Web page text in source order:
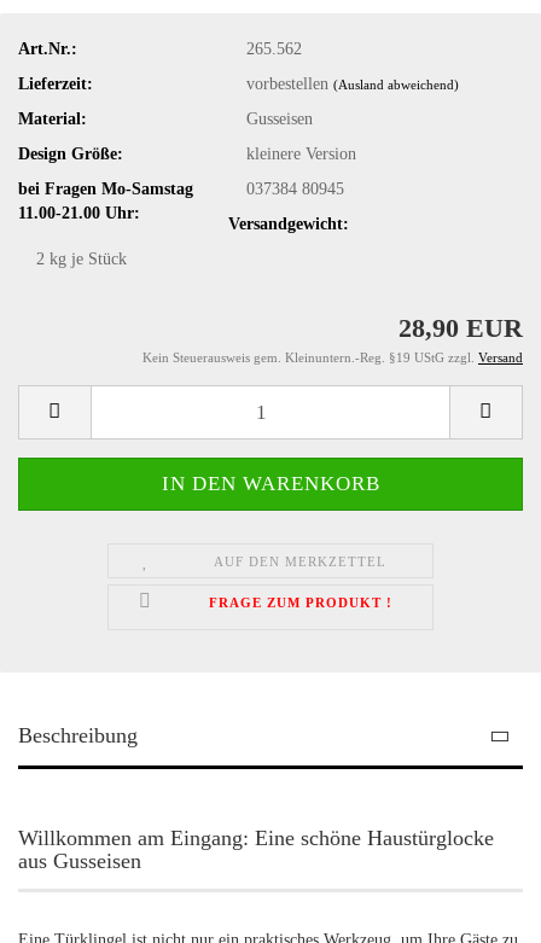
Art.Nr.:
265.562
Lieferzeit:
vorbestellen(Ausland abweichend)
Material:
Gusseisen
Design Größe:
kleinere Version
bei Fragen Mo-Samstag
11.00-21.00 Uhr:
037384 80945
Versandgewicht:
2 kg je Stück
28,90 EUR
Kein Steuerausweis gem. Kleinuntern.-Reg. §19 UStG zzgl. Versand
AUF DEN MERKZETTEL
FRAGE ZUM PRODUKT !
Beschreibung
Willkommen am Eingang: Eine schöne Haustürglocke
aus Gusseisen